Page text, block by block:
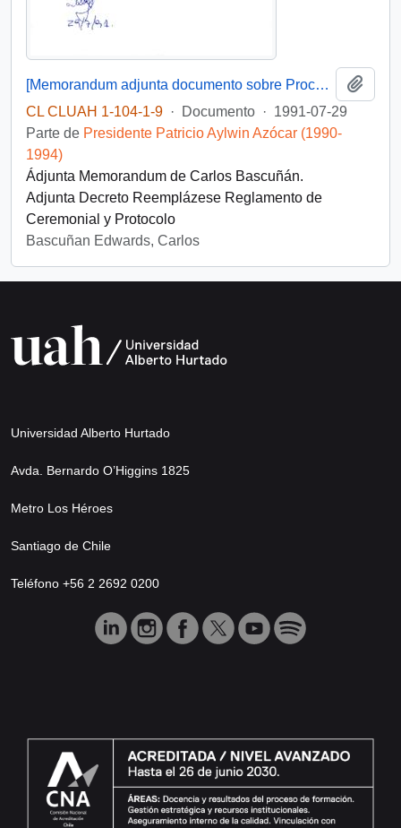
[Memorandum adjunta documento sobre Procedencia de autoridades en actos oficiales en la capital]
CL CLUAH 1-104-1-9 · Documento · 1991-07-29
Parte de Presidente Patricio Aylwin Azócar (1990-
1994)
Ádjunta Memorandum de Carlos Bascuñán.
Adjunta Decreto Reemplázese Reglamento de
Ceremonial y Protocolo
Bascuñan Edwards, Carlos
Universidad Alberto Hurtado
Avda. Bernardo O’Higgins 1825
Metro Los Héroes
Santiago de Chile
Teléfono +56 2 2692 0200